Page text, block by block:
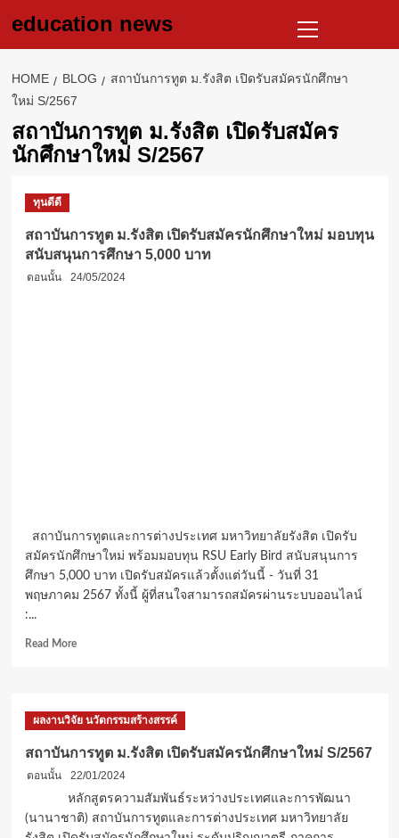
education news
Menu
HOME BLOG
สถาบันการทูต ม.รังสิต เปิดรับสมัครนักศึกษา
ใหม่ S/2567
สถาบันการทูต ม.รังสิต เปิดรับสมัคร
นักศึกษาใหม่ S/2567
ทุนดีดี
สถาบันการทูต ม.รังสิต เปิดรับสมัครนักศึกษาใหม่ มอบทุน
สนับสนุนการศึกษา 5,000 บาท
ตอนนั้น 24/05/2024
สถาบันการทูตและการต่างประเทศ มหาวิทยาลัยรังสิต เปิดรับ
สมัครนักศึกษาใหม่ พร้อมมอบทุน RSU Early Bird สนับสนุนการ
ศึกษา 5,000 บาท เปิดรับสมัครแล้วตั้งแต่วันนี้ - วันที่ 31
พฤษภาคม 2567 ทั้งนี้ ผู้ที่สนใจสามารถสมัครผ่านระบบออนไลน์
:...
Read MoreRead
ทูต
เปิด
รับ
สมัคร
นักศึกษา
ใหม่
ผลงานวิจัย นวัตกรรมสร้างสรรค์
สถาบันการทูต ม.รังสิต เปิดรับสมัครนักศึกษาใหม่ S/2567
ตอนนั้น
22/01/2024
หลักสูตรความสัมพันธ์ระหว่างประเทศและการพัฒนา
(นานาชาติ) สถาบันการทูตและการต่างประเทศ มหาวิทยาลัย